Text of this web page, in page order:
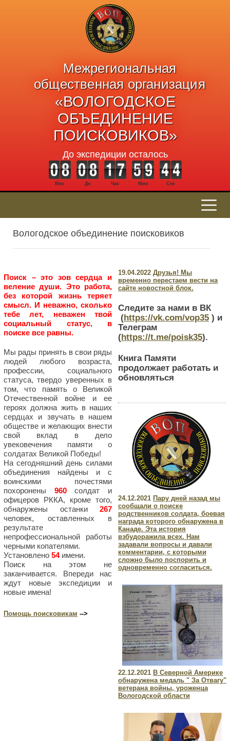
Межрегиональная
общественная организация
«ВОЛОГОДСКОЕ
ОБЪЕДИНЕНИЕ
ПОИСКОВИКОВ»
До экспедиции осталось
Мес Дн Час Мин Сек
Вологодское объединение поисковиков
Поиск – это зов сердца и
веление души. Это работа,
без которой жизнь теряет
смысл. И неважно, сколько
тебе лет, неважен твой
социальный статус, в
поиске все равны.
Мы рады принять в свои ряды
людей любого возраста,
профессии, социального
статуса, твердо уверенных в
том, что память о Великой
Отечественной войне и ее
героях должна жить в наших
сердцах и звучать в нашем
обществе и желающих внести
свой вклад в дело
увековечения памяти о
солдатах Великой Победы!
На сегодняшний день силами
объединения найдены и с
воинскими почестями
похоронены 960солдат и
офицеров РККА, кроме того,
обнаружены останки 267
человек, оставленных в
результате
непрофессиональной работы
черными копателями.
Установлено 54имени.
Поиск на этом не
заканчивается. Впереди нас
ждут новые экспедиции и
новые имена!
Помощь поисковикам -->
19.04.2022 Друзья! Мы
временно перестаем вести на
сайте новостной блок.
Следите за нами в ВК
(https://vk.com/vop35 ) и
Телеграм
(https://t.me/poisk35).
Книга Памяти
продолжает работать и
обновляться
24.12.2021 Пару дней назад мы
сообщали о поиске
родственников солдата, боевая
награда которого обнаружена в
Канаде. Эта история
взбудоражила всех. Нам
задавали вопросы и давали
комментарии, с которыми
сложно было поспорить и
одновременно согласиться.
22.12.2021 В Северной Америке
обнаружена медаль " За Отвагу"
ветерана войны, уроженца
Вологодской области